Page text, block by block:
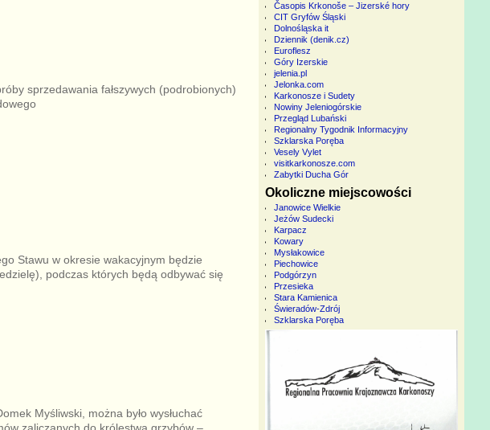
sprzedawania fałszywych (podrobionych)
Stawu w okresie wakacyjnym będzie
podczas których będą odbywać się
Myśliwski, można było wysłuchać
Časopis Krkonoše – Jizerské hory
CIT Gryfów Śląski
Dolnośląska it
Dziennik (denik.cz)
Euroflesz
Góry Izerskie
jelenia.pl
Jelonka.com
Karkonosze i Sudety
Nowiny Jeleniogórskie
Przegląd Lubański
Regionalny Tygodnik Informacyjny
Szklarska Poręba
Vesely Vylet
visitkarkonosze.com
Zabytki Ducha Gór
Okoliczne miejscowości
Janowice Wielkie
Jeżów Sudecki
Karpacz
Kowary
Mysłakowice
Piechowice
Podgórzyn
Przesieka
Stara Kamienica
Świeradów-Zdrój
Szklarska Poręba